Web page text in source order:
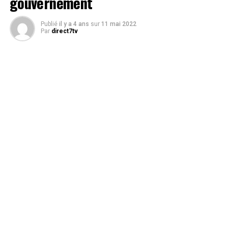
Publié il y a 4 ans sur 11 mai 2022
Par direct7tv